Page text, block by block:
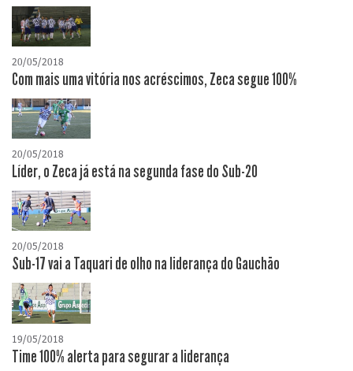
20/05/2018
Com mais uma vitória nos acréscimos, Zeca segue 100%
20/05/2018
Líder, o Zeca já está na segunda fase do Sub-20
20/05/2018
Sub-17 vai a Taquari de olho na liderança do Gauchão
19/05/2018
Time 100% alerta para segurar a liderança